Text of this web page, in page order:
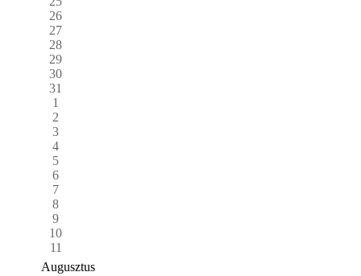
26
27
28
29
30
31
1
2
3
4
5
6
7
8
9
10
11
Augusztus